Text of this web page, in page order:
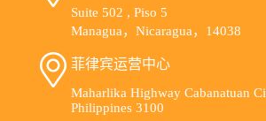
Suite 502 , Piso 5
Managua，Nicaragua，14038
菲律宾运营中心
Maharlika Highway Cabanatuan
Philippines 3100